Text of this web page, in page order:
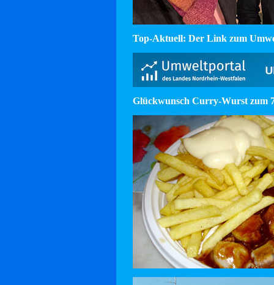
Top-Aktuell: Der Link zum
Glückwunsch Curry-Wurst zum